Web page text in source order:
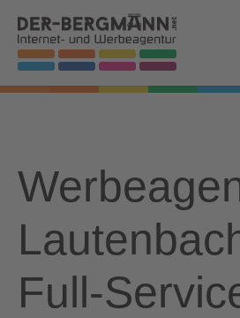
Skip to main navigation
Zum Hauptinhalt springen
Skip to page footer
Full-